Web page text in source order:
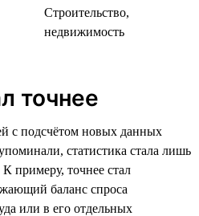
Строительство,
недвижимость
точнее
с подсчётом новых данных
статистика стала лишь
примеру, точнее стал
баланс спроса
или в его отдельных